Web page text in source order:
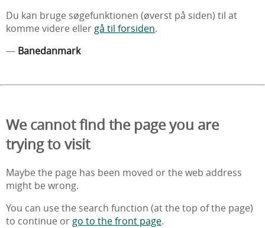
Du kan bruge søgefunktionen (øverst på siden) til at
komme videre eller gå til forsiden.
— Banedanmark
We cannot find the page you are
trying to visit
Maybe the page has been moved or the web address
might be wrong.
You can use the search function (at the top of the page)
to continue or go to the front page.